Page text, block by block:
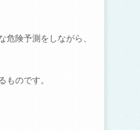
危険予測をしながら、
ものです。